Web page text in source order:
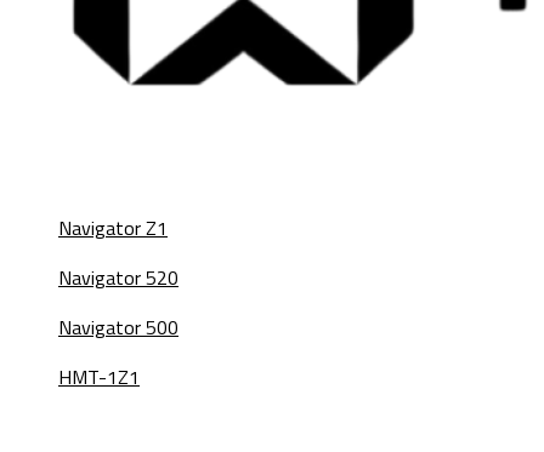
Navigator Z1
Navigator 520
Navigator 500
HMT-1Z1